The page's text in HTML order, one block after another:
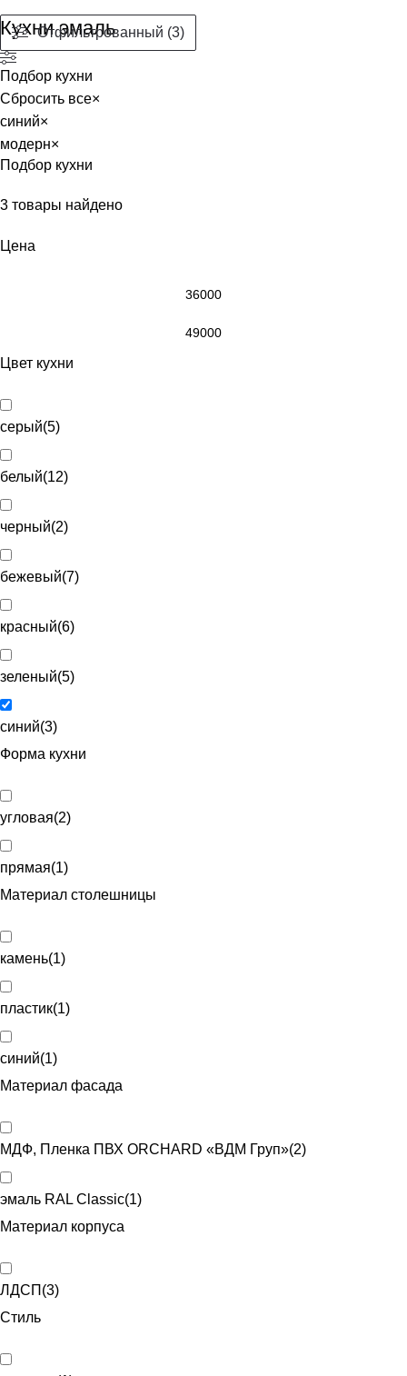
Кухни эмаль
Отфильтрованный (3)
Подбор кухни
Сбросить все×
синий×
модерн×
Подбор кухни
3 товары найдено
Цена
Цвет кухни
серый(5)
белый(12)
черный(2)
бежевый(7)
красный(6)
зеленый(5)
синий(3)
Форма кухни
угловая(2)
прямая(1)
Материал столешницы
камень(1)
пластик(1)
синий(1)
Материал фасада
МДФ, Пленка ПВХ ORCHARD «ВДМ Груп»(2)
эмаль RAL Classic(1)
Материал корпуса
ЛДСП (3)
Стиль